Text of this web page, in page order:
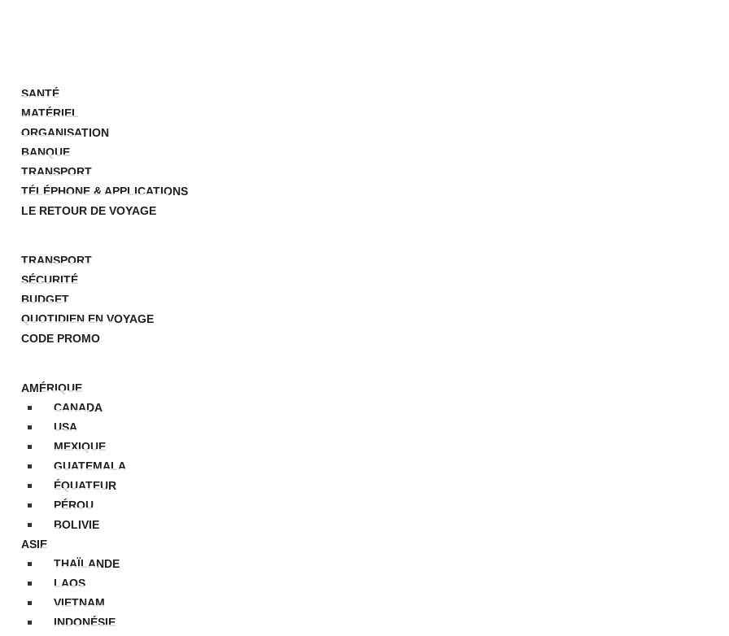
SANTÉ
MATÉRIEL
ORGANISATION
BANQUE
TRANSPORT
TÉLÉPHONE & APPLICATIONS
LE RETOUR DE VOYAGE
TRANSPORT
SÉCURITÉ
BUDGET
QUOTIDIEN EN VOYAGE
CODE PROMO
AMÉRIQUE
CANADA
USA
MEXIQUE
GUATEMALA
ÉQUATEUR
PÉROU
BOLIVIE
ASIE
THAÏLANDE
LAOS
VIETNAM
INDONÉSIE